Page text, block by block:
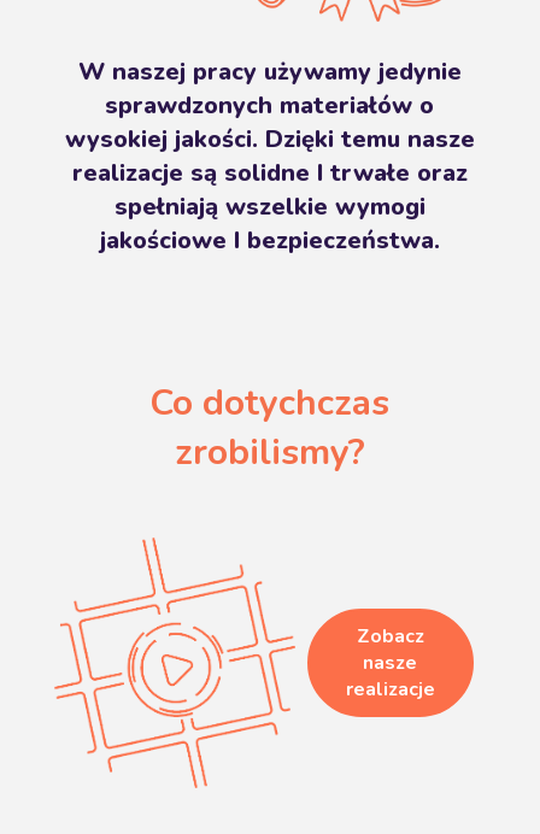
W naszej pracy używamy jedynie
sprawdzonych materiałów o
wysokiej jakości. Dzięki temu nasze
realizacje są solidne I trwałe oraz
spełniają wszelkie wymogi
jakościowe I bezpieczeństwa.
Co dotychczas
zrobilismy?
Zobacz
nasze
realizacje